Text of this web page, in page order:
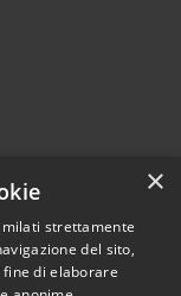
×
strettamente
del sito,
di elaborare